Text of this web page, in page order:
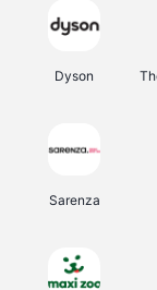
Dyson
Sarenza